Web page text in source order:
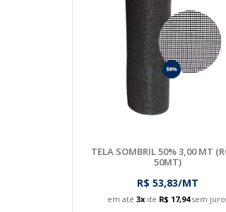
TELA SOMBRIL 50% 3,00 MT
50MT)
R$ 53,83/MT
em até 3xde R$ 17,94sem